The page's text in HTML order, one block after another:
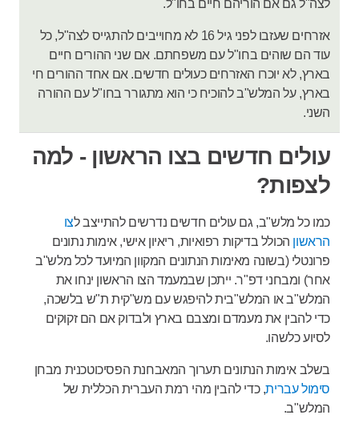
לצה"ל גם אם הוריהם חיים בחו"ל.
אזרחים שעזבו לפני גיל 16 לא מחוייבים להתגייס לצה"ל, כל
עוד הם שוהים בחו"ל עם משפחתם. אם שני ההורים חיים
בארץ, לא יוכרו האזרחים כעולים חדשים. אם אחד ההורים חי
בארץ, על המלש"ב להוכיח כי הוא מתגורר בחו"ל עם ההורה
השני.
עולים חדשים בצו הראשון - למה
לצפות?
כמו כל מלש"ב, גם עולים חדשים נדרשים להתייצב לצו
הראשון הכולל בדיקות רפואיות, ריאיון אישי, אימות נתונים
פרונטלי (בשונה מאימות הנתונים המקוון המיועד לכל מלש"ב
אחר) ומבחני דפ"ר. ייתכן שבמעמד הצו הראשון ינחו את
המלש"ב או המלש"בית להיפגש עם מש"קית ת"ש בלשכה,
כדי להבין את מעמדם ומצבם בארץ ולבדוק אם הם זקוקים
לסיוע כלשהו.
בשלב אימות הנתונים תערוך המאבחנת הפסיכוטכנית מבחן
סימול עברית, כדי להבין מהי רמת העברית הכללית של
המלש"ב.